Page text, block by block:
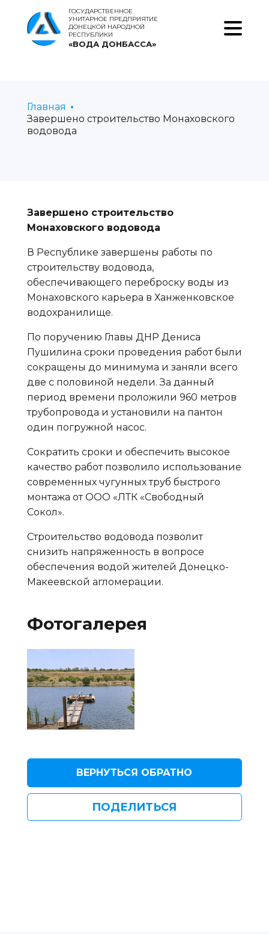
ГОСУДАРСТВЕННОЕ
УНИТАРНОЕ ПРЕДПРИЯТИЕ
ДОНЕЦКОЙ НАРОДНОЙ
РЕСПУБЛИКИ
«ВОДА ДОНБАССА»
Главная
Завершено строительство Монаховского
водовода
Завершено строительство
Монаховского водовода
В Республике завершены работы по
строительству водовода,
обеспечивающего переброску воды из
Монаховского карьера в Ханженковское
водохранилище.
По поручению Главы ДНР Дениса
Пушилина сроки проведения работ были
сокращены до минимума и заняли всего
две с половиной недели. За данный
период времени проложили 960 метров
трубопровода и установили на пантон
один погружной насос.
Сократить сроки и обеспечить высокое
качество работ позволило использование
современных чугунных труб быстрого
монтажа от ООО «ЛТК «Свободный
Сокол».
Строительство водовода позволит
снизить напряженность в вопросе
обеспечения водой жителей Донецко-
Макеевской агломерации.
Фотогалерея
ВЕРНУТЬСЯ ОБРАТНО
ПОДЕЛИТЬСЯ